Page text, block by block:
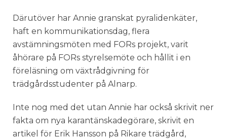
Därutöver har Annie granskat pyralidenkäter,
haft en kommunikationsdag, flera
avstämningsmöten med FORs projekt, varit
åhörare på FORs styrelsemöte och hållit i en
föreläsning om växtrådgivning för
trädgårdsstudenter på Alnarp.
Inte nog med det utan Annie har också skrivit ner
fakta om nya karantänskadegörare, skrivit en
artikel för Erik Hansson på Rikare trädgård,